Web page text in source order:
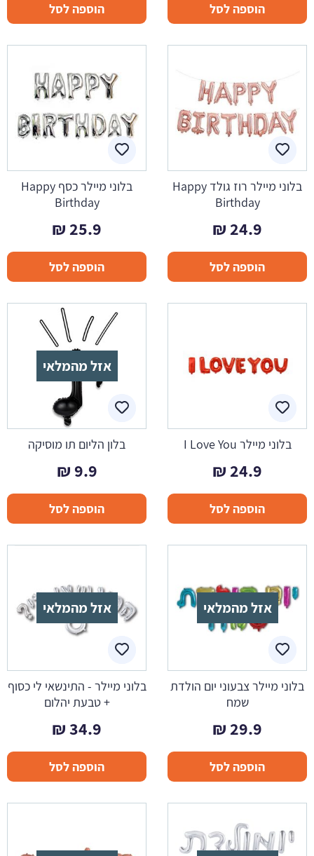
הוספה לסל הוספה לסל
בלוני מיילר רוז גולד Happy
Birthday
24.9
₪
הוספה לסל
בלוני מיילר כסף Happy
Birthday
25.9
₪
הוספה לסל
בלוני מיילר I Love You
24.9
₪
הוספה לסל
אזל מהמלאי
בלון הליום תו מוסיקה
9.9
₪
הוספה לסל
אזל מהמלאי
בלוני מיילר צבעוני יום הולדת
שמח
29.9
₪
הוספה לסל
אזל מהמלאי
בלוני מיילר - התינשאי לי כסוף
+ טבעת יהלום
34.9
₪
הוספה לסל